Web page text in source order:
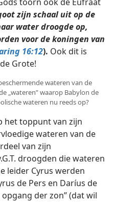
zijn schaal uit op de
water droogde op,
voor de koningen van
16:12). Ook dit is
Grote!
wateren van de
„wateren” waarop Babylon de
wateren nu reeds op?
het toppunt van zijn
wateren van de
van zijn
droogden die wateren
leider Cyrus werden
de Pers en Daríus de
der zon” (dat wil